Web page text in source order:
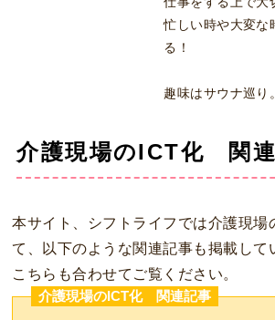
忙しい時や大変な
る！
趣味はサウナ巡り。
介護現場のICT化 関
本サイト、シフトライフでは介護現場
て、以下のような関連記事も掲載して
こちらも合わせてご覧ください。
介護現場のICT化 関連記事